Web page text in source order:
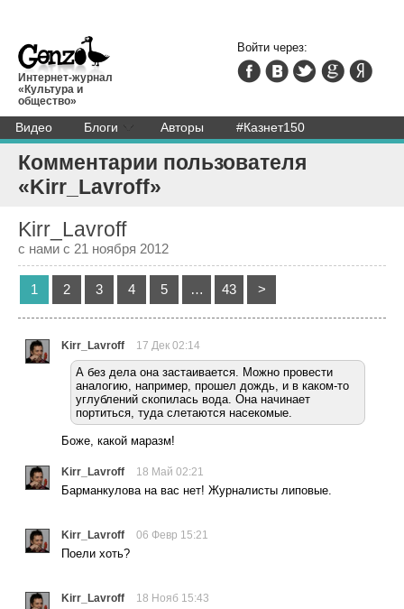
Интернет-журнал
«Культура и
общество»
Видео Блоги Авторы #Казнет150
Войти через:
Комментарии пользователя
«Kirr_Lavroff»
Kirr_Lavroff
с нами с 21 ноября 2012
1 2 3 4 5 … 43 >
Kirr_Lavroff 17 Дек 02:14
А без дела она застаивается. Можно провести
аналогию, например, прошел дождь, и в каком-то
углублений скопилась вода. Она начинает
портиться, туда слетаются насекомые.
Боже, какой маразм!
Kirr_Lavroff 18 Май 02:21
Барманкулова на вас нет! Журналисты липовые.
Kirr_Lavroff 06 Февр 15:21
Поели хоть?
Kirr_Lavroff 18 Нояб 15:43